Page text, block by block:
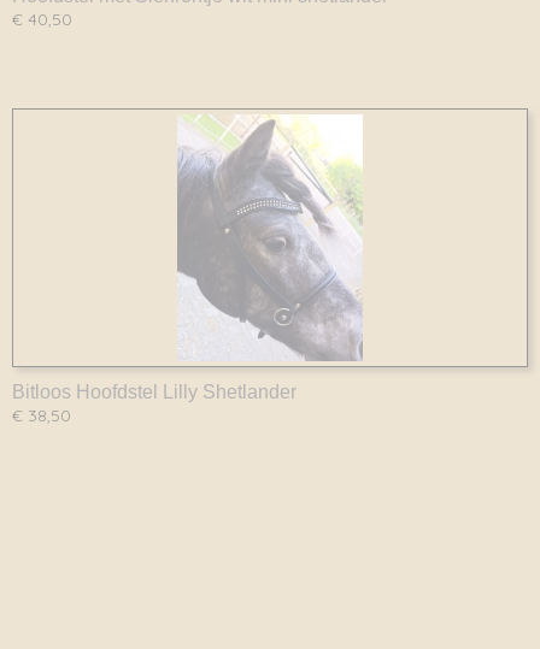
€ 40,50
Bitloos Hoofdstel Lilly Shetlander
€ 38,50